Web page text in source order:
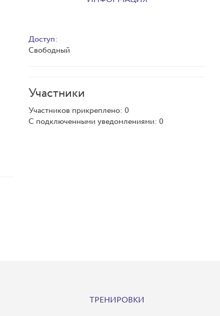
Доступ:
Свободный
Участники
Участников прикреплено: 0
С подключенными уведомлениями: 0
ТРЕНИРОВКИ